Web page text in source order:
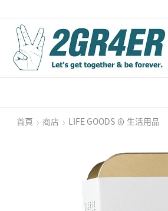
首頁 商店 LIFE GOODS ⊕ 生活用品